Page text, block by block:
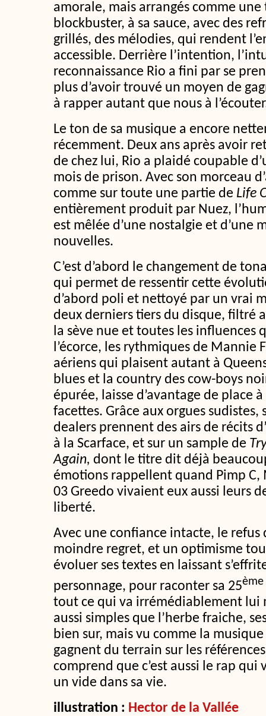
amorale, mais arrangés comme
blockbuster, à sa sauce, avec des
grillés, des mélodies, qui rendent
accessible. Derrière l’intention,
reconnaissance Rio a fini par se
plus d’avoir trouvé un moyen de
à rapper autant que nous à
Le ton de sa musique a encore
récemment. Deux ans après avoir
de chez lui, Rio a plaidé coupable
mois de prison. Avec son morceau
comme sur toute une partie de Life
entièrement produit par Nuez,
est mêlée d’une nostalgie et d’une
nouvelles.
C’est d’abord le changement de
qui permet de ressentir cette
d’abord poli et nettoyé par un vrai
deux derniers tiers du disque, filtré
la sève nue et toutes les influences
l’écorce, les rythmiques de Mannie
aériens qui plaisent autant à
blues et la country des cow-boys
épurée, laisse d’avantage de place
facettes. Grâce aux orgues sudistes,
dealers prennent des airs de récits
à la Scarface, et sur un sample de
Again, dont le titre dit déjà
émotions rappellent quand Pimp C,
03 Greedo vivaient eux aussi leurs
liberté.
Avec une confiance intacte, le refus
moindre regret, et un optimisme
évoluer ses textes en laissant
personnage, pour raconter sa 25ème
tout ce qui va irrémédiablement lui
aussi simples que l’herbe fraiche,
bien sur, mais vu comme la
gagnent du terrain sur les
comprend que c’est aussi le rap qui
un vide dans sa vie.
illustration : Hector de la Vallée